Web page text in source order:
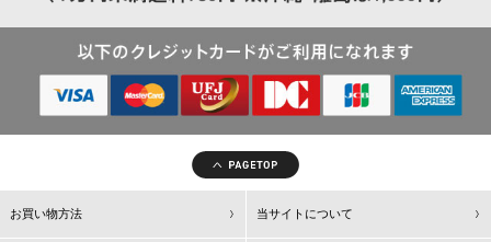
お買い物方法 当サイトについて